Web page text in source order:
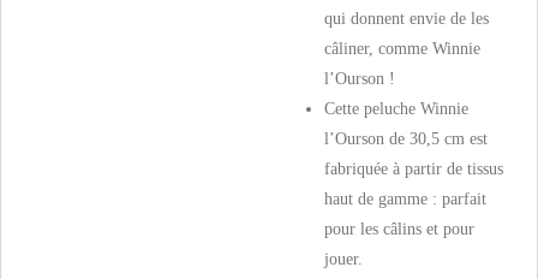
qui donnent envie de les
câliner, comme Winnie
l’Ourson !
Cette peluche Winnie
l’Ourson de 30,5 cm est
fabriquée à partir de tissus
haut de gamme : parfait
pour les câlins et pour
jouer.